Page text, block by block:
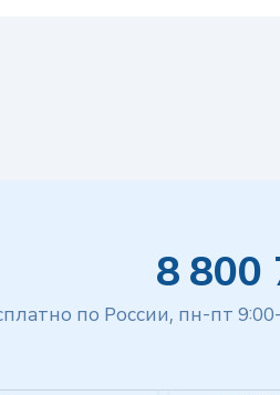
8 800
по России, пн-пт